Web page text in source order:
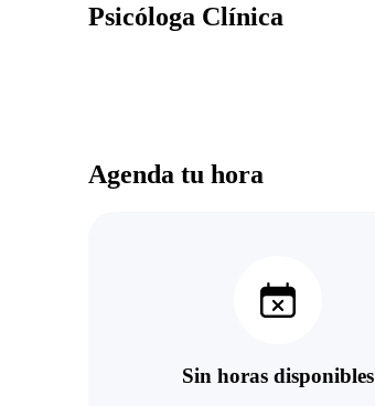
Psicóloga Clínica
Agenda tu hora
Sin horas disponibles